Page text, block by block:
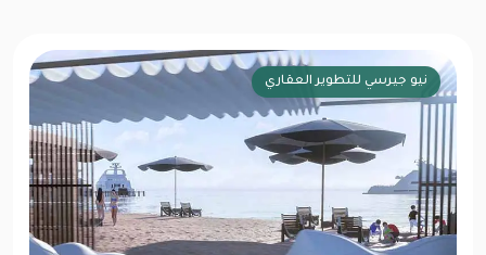
نيو جيرسي للتطوير العقاري